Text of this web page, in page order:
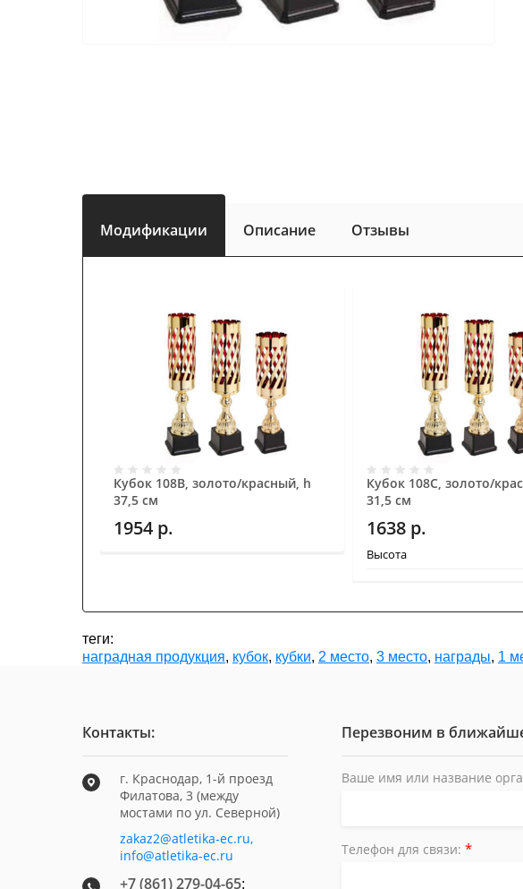
Модификации Описание Отзывы
Кубок 108B, золото/красный, h
37,5 см
1954 р.
Кубок 108C, золото/
31,5 см
1638р.
Высота
теги:
наградная продукция, кубок, кубки, 2 место, 3 место, награды, 1
Контакты:
г. Краснодар, 1-й проезд
Филатова, 3 (между
мостами по ул. Северной)
zakaz2@atletika-ec.ru,
info@atletika-ec.ru
+7 (861) 279-04-65;
Перезвоним в
Ваше имя или название
Телефон для связи: *